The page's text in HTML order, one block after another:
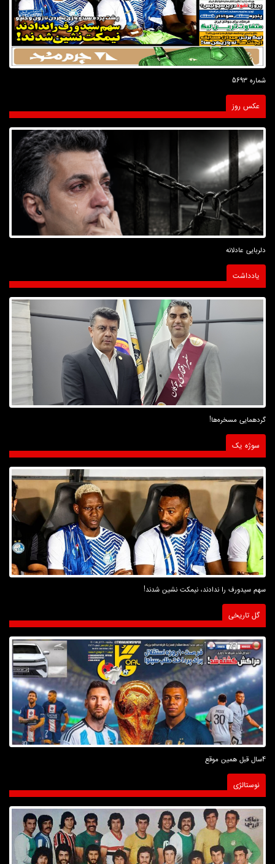
شماره 5693
عکس روز
دلربایی عادلانه
یادداشت
گردهمایی مسخره‌ها!
سوژه یک
سهم سیدورف را ندادند، نیمکت نشین شدند!
گل تاریخی
4سال قبل همین موقع
نوستالژی